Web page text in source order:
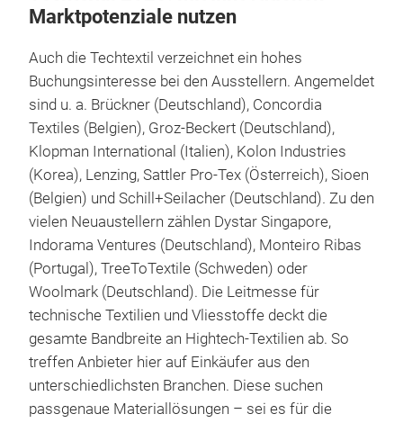
Marktpotenziale nutzen
Auch die Techtextil verzeichnet ein hohes
Buchungsinteresse bei den Ausstellern. Angemeldet
sind u. a. Brückner (Deutschland), Concordia
Textiles (Belgien), Groz-Beckert (Deutschland),
Klopman International (Italien), Kolon Industries
(Korea), Lenzing, Sattler Pro-Tex (Österreich), Sioen
(Belgien) und Schill+Seilacher (Deutschland). Zu den
vielen Neuaustellern zählen Dystar Singapore,
Indorama Ventures (Deutschland), Monteiro Ribas
(Portugal), TreeToTextile (Schweden) oder
Woolmark (Deutschland). Die Leitmesse für
technische Textilien und Vliesstoffe deckt die
gesamte Bandbreite an Hightech-Textilien ab. So
treffen Anbieter hier auf Einkäufer aus den
unterschiedlichsten Branchen. Diese suchen
passgenaue Materiallösungen – sei es für die